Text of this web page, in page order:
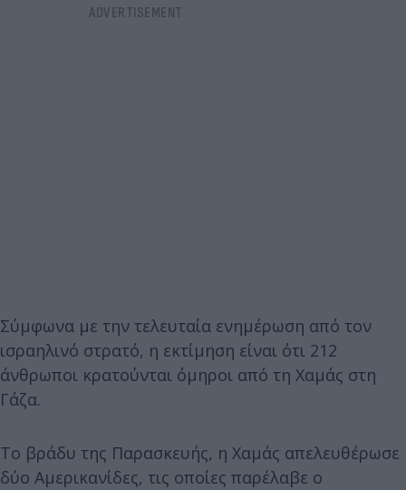
Σύμφωνα με την τελευταία ενημέρωση από τον
ισραηλινό στρατό, η εκτίμηση είναι ότι 212
άνθρωποι κρατούνται όμηροι από τη Χαμάς στη
Γάζα.
Το βράδυ της Παρασκευής, η Χαμάς απελευθέρωσε
δύο Αμερικανίδες, τις οποίες παρέλαβε ο